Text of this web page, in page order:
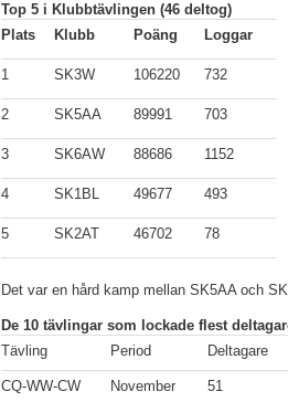
Top 5 i Klubbtävlingen (46 deltog)
Plats
Klubb Poäng Loggar
1 SK3W 106220 732
2 SK5AA 89991 703
3 SK6AW 88686 1152
4 SK1BL 49677 493
5 SK2AT 46702 78
Det var en hård kamp mellan SK5AA och
De 10 tävlingar som lockade flest
Tävling
Period Deltagare
CQ-WW-CW November 51